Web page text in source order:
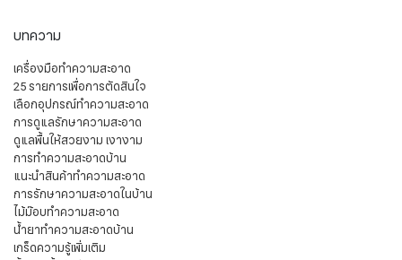
บทความ
เครื่องมือทำความสะอาด
25 รายการเพื่อการตัดสินใจ
เลือกอุปกรณ์ทำความสะอาด
การดูแลรักษาความสะอาด
ดูแลพื้นให้สวยงาม เงางาม
การทำความสะอาดบ้าน
แนะนำสินค้าทำความสะอาด
การรักษาความสะอาดในบ้าน
ไม้ม๊อบทำความสะอาด
น้ำยาทำความสะอาดบ้าน
เกร็ดความรู้เพิ่มเติม